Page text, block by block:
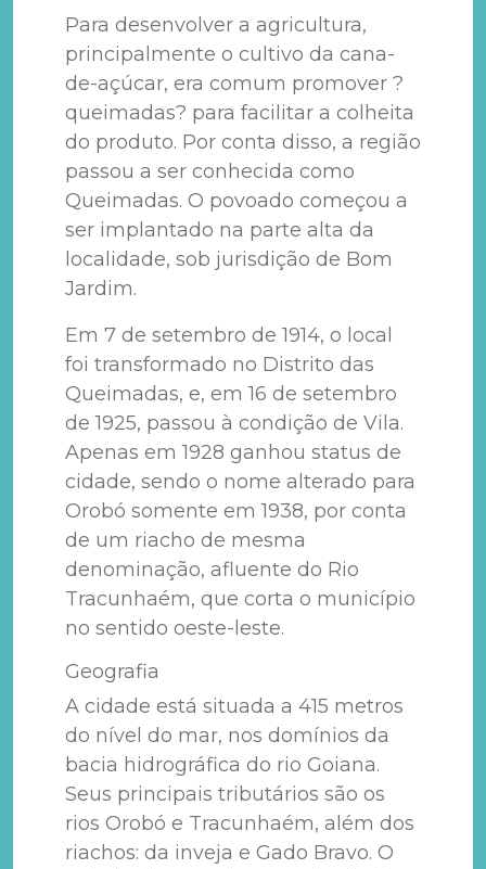
Para desenvolver a agricultura,
principalmente o cultivo da cana-
de-açúcar, era comum promover ?
queimadas? para facilitar a colheita
do produto. Por conta disso, a região
passou a ser conhecida como
Queimadas. O povoado começou a
ser implantado na parte alta da
localidade, sob jurisdição de Bom
Jardim.
Em 7 de setembro de 1914, o local
foi transformado no Distrito das
Queimadas, e, em 16 de setembro
de 1925, passou à condição de Vila.
Apenas em 1928 ganhou status de
cidade, sendo o nome alterado para
Orobó somente em 1938, por conta
de um riacho de mesma
denominação, afluente do Rio
Tracunhaém, que corta o município
no sentido oeste-leste.
Geografia
A cidade está situada a 415 metros
do nível do mar, nos domínios da
bacia hidrográfica do rio Goiana.
Seus principais tributários são os
rios Orobó e Tracunhaém, além dos
riachos: da inveja e Gado Bravo. O